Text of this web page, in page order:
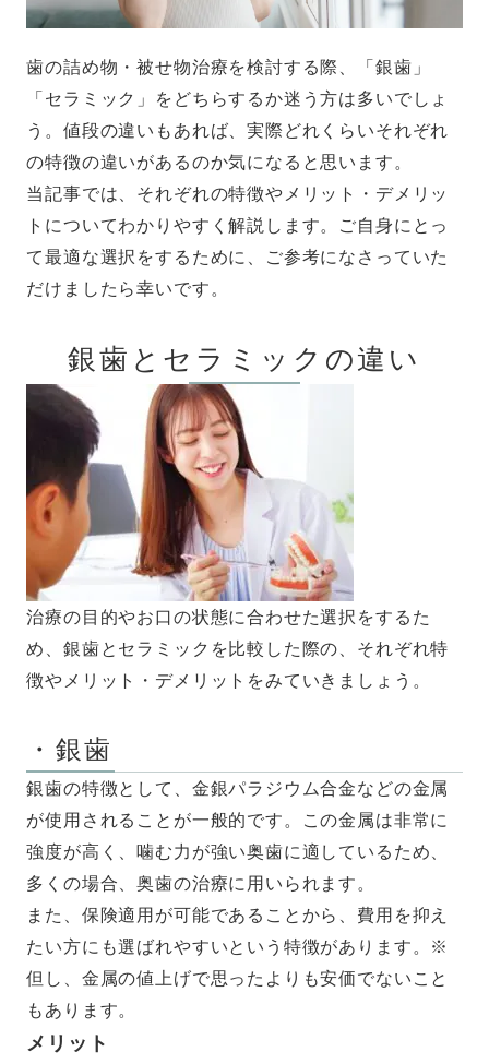
歯の詰め物・被せ物治療を検討する際、「銀歯」
「セラミック」をどちらするか迷う方は多いでしょ
う。値段の違いもあれば、実際どれくらいそれぞれ
の特徴の違いがあるのか気になると思います。
当記事では、それぞれの特徴やメリット・デメリッ
トについてわかりやすく解説します。ご自身にとっ
て最適な選択をするために、ご参考になさっていた
だけましたら幸いです。
銀歯とセラミックの違い
治療の目的やお口の状態に合わせた選択をするた
め、銀歯とセラミックを比較した際の、それぞれ特
徴やメリット・デメリットをみていきましょう。
・銀歯
銀歯の特徴として、金銀パラジウム合金などの金属
が使用されることが一般的です。この金属は非常に
強度が高く、噛む力が強い奥歯に適しているため、
多くの場合、奥歯の治療に用いられます。
また、保険適用が可能であることから、費用を抑え
たい方にも選ばれやすいという特徴があります。※
但し、金属の値上げで思ったよりも安価でないこと
もあります。
メリット